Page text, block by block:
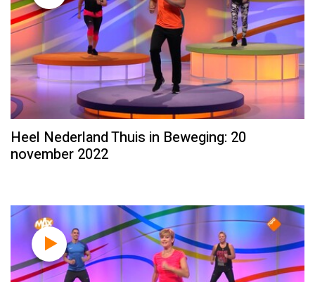
Heel Nederland Thuis in Beweging: 20
november 2022